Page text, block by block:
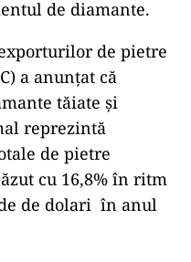
de diamante.
de pietre
a anunţat că
tăiate şi
reprezintă
de pietre
cu 16,8% în ritm
de dolari în anul